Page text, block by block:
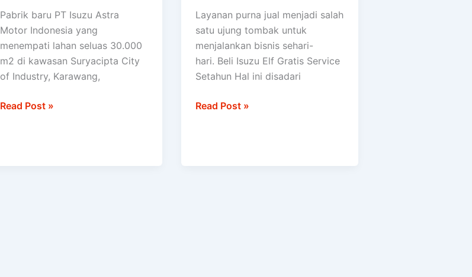
Pabrik baru PT Isuzu Astra
Motor Indonesia yang
menempati lahan seluas 30.000
m2 di kawasan Suryacipta City
of Industry, Karawang,
52.000
Read Post »
Layanan purna jual menjadi salah
satu ujung tombak untuk
menjalankan bisnis sehari-
hari. Beli Isuzu Elf Gratis Service
Setahun Hal ini disadari
Gratis
Service
Setahun
Read Post »